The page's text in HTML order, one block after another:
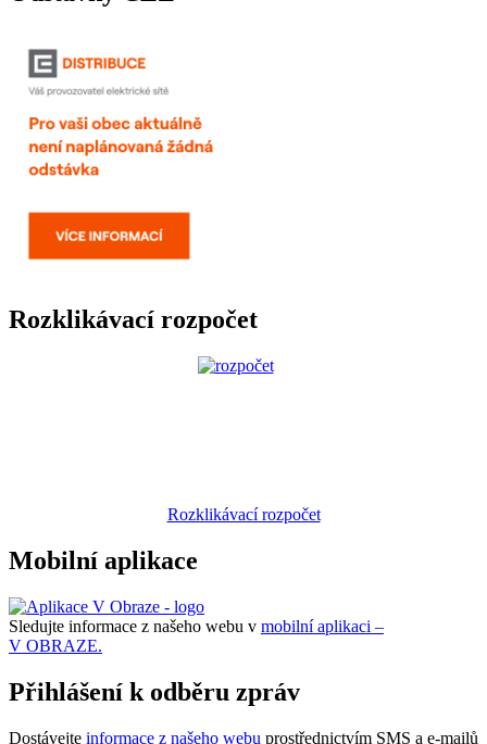
Rozklikávací rozpočet
Rozklikávací rozpočet
Mobilní aplikace
Sledujte informace z našeho webu v mobilní aplikaci –
V OBRAZE.
Přihlášení k odběru zpráv
Dostávejte informace z našeho webu prostřednictvím SMS a e-mailů